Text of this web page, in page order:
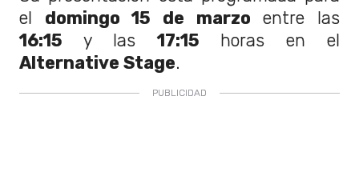
el domingo 15 de marzo entre las
16:15 y las17:15 horas en el
Alternative Stage.